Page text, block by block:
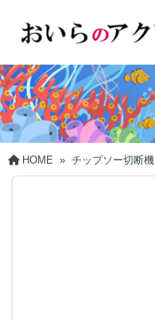
HOME » チップソー切断機